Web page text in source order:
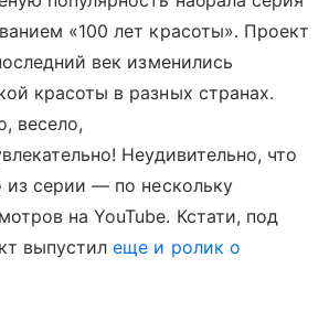
«100 лет красоты». Проект
век изменились
красоты в разных странах.
весело,
Неудивительно, что
из серии — по нескольку
на YouTube. Кстати, под
выпустилеще и ролик о